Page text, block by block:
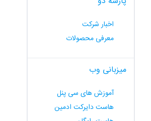
اخبار شرکت
معرفی محصولات
میزبانی وب
آموزش های سی پنل
هاست دایرکت ادمین